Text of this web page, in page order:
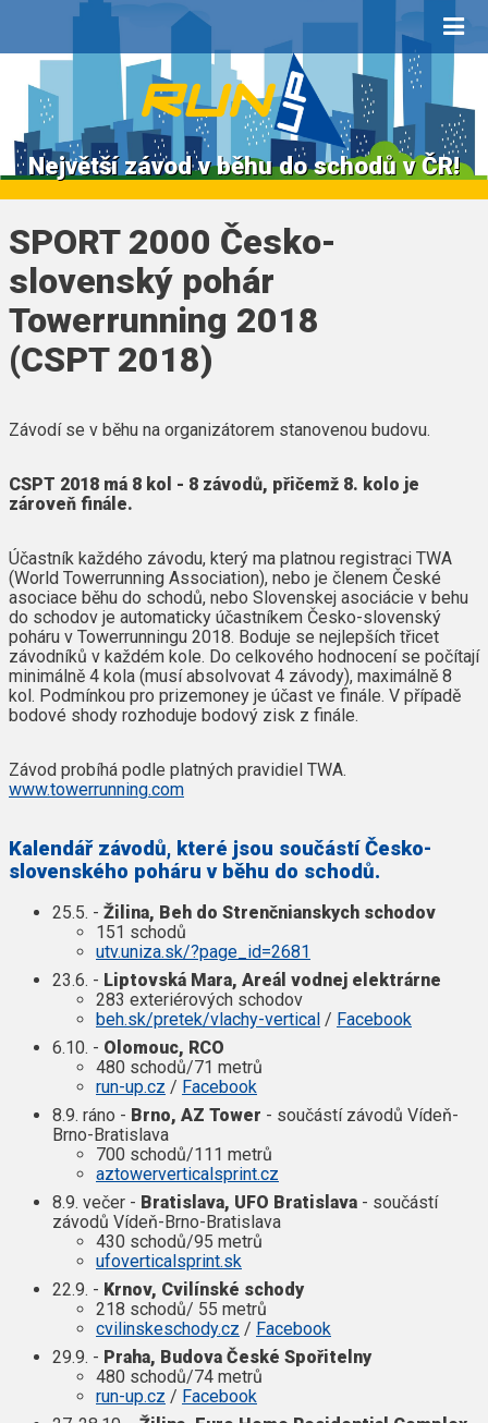
Největší závod v běhu do schodů v ČR!
SPORT 2000 Česko-
slovenský pohár
Towerrunning 2018
(CSPT 2018)
Závodí se v běhu na organizátorem stanovenou budovu.
CSPT 2018 má 8 kol - 8 závodů, přičemž 8. kolo je
zároveň finále.
Účastník každého závodu, který ma platnou registraci TWA
(World Towerrunning Association), nebo je členem České
asociace běhu do schodů, nebo Slovenskej asociácie v behu
do schodov je automaticky účastníkem Česko-slovenský
poháru v Towerrunningu 2018. Boduje se nejlepších třicet
závodníků v každém kole. Do celkového hodnocení se počítají
minimálně 4 kola (musí absolvovat 4 závody), maximálně 8
kol. Podmínkou pro prizemoney je účast ve finále. V případě
bodové shody rozhoduje bodový zisk z finále.
Závod probíhá podle platných pravidiel TWA.
www.towerrunning.com
Kalendář závodů, které jsou součástí Česko-
slovenského poháru v běhu do schodů.
25.5. - Žilina, Beh do Strenčnianskych schodov
151 schodů
utv.uniza.sk/?page_id=2681
23.6. - Liptovská Mara, Areál vodnej elektrárne
283 exteriérových schodov
beh.sk/pretek/vlachy-vertical / Facebook
6.10. - Olomouc, RCO
480 schodů/71 metrů
run-up.cz / Facebook
8.9. ráno - Brno, AZ Tower - součástí závodů Vídeň-
Brno-Bratislava
700 schodů/111 metrů
aztowerverticalsprint.cz
8.9. večer - Bratislava, UFO Bratislava - součástí
závodů Vídeň-Brno-Bratislava
430 schodů/95 metrů
ufoverticalsprint.sk
22.9. - Krnov, Cvilínské schody
218 schodů/ 55 metrů
cvilinskeschody.cz / Facebook
29.9. - Praha, Budova České Spořitelny
480 schodů/74 metrů
run-up.cz / Facebook